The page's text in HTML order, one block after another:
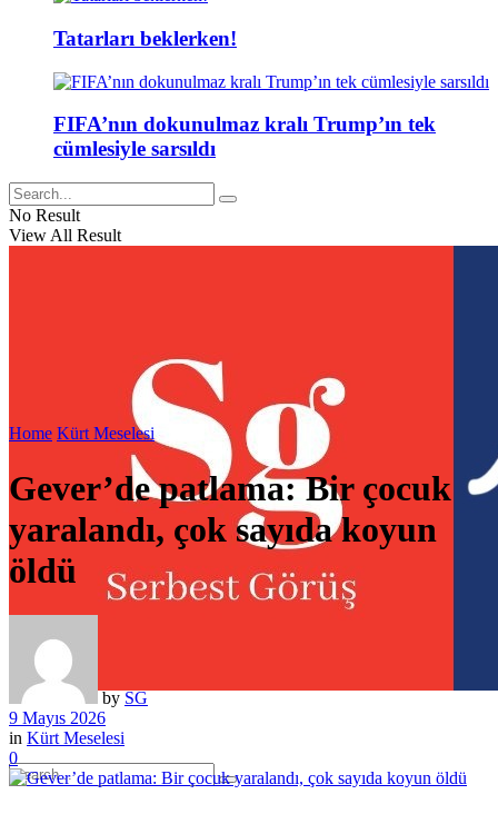
Tatarları beklerken!
FIFA’nın dokunulmaz kralı Trump’ın tek
cümlesiyle sarsıldı
No Result
View All Result
Home Kürt Meselesi
Gever’de patlama: Bir çocuk
yaralandı, çok sayıda koyun
öldü
by SG
9 Mayıs 2026
in Kürt Meselesi
0